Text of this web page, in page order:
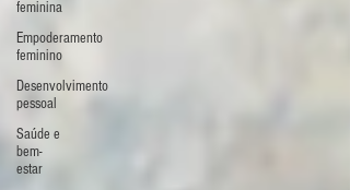
feminina
Empoderamento
feminino
Desenvolvimento
pessoal
Saúde e
bem-
estar